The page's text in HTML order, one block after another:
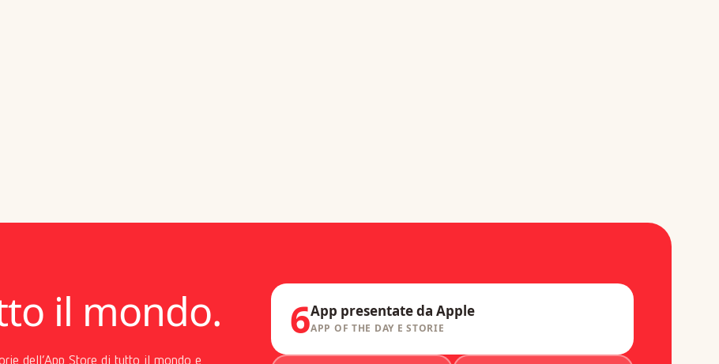
il mondo.
dell’App Store di tutto il mondo e
6App presentate da Apple
APP OF THE DAY E STORIE